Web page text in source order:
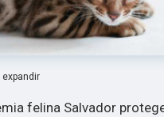
felina Salvador